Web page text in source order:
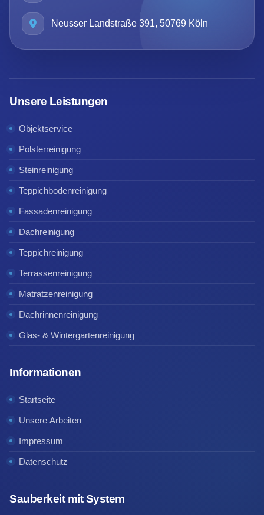
Neusser Landstraße 391, 50769 Köln
Unsere Leistungen
Objektservice
Polsterreinigung
Steinreinigung
Teppichbodenreinigung
Fassadenreinigung
Dachreinigung
Teppichreinigung
Terrassenreinigung
Matratzenreinigung
Dachrinnenreinigung
Glas- & Wintergartenreinigung
Informationen
Startseite
Unsere Arbeiten
Impressum
Datenschutz
Sauberkeit mit System